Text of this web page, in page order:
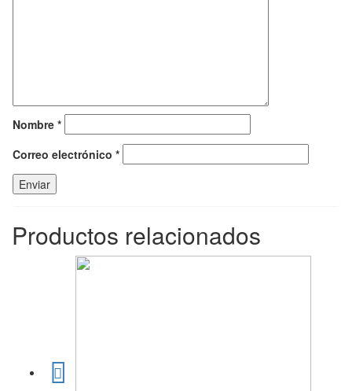
Nombre *
Correo electrónico *
Productos relacionados